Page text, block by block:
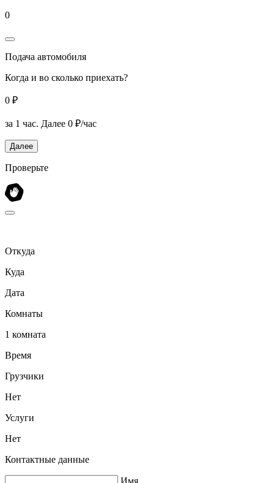
0
Подача автомобиля
Когда и во сколько приехать?
0 ₽
за 1 час. Далее 0 ₽/час
Далее
Проверьте
Откуда
Куда
Дата
Комнаты
1 комната
Время
Грузчики
Нет
Услуги
Нет
Контактные данные
Имя